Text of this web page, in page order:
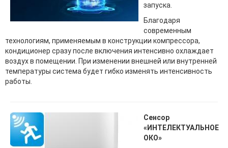
запуска.
Благодаря
современным
технологиям, применяемым в конструкции компрессора,
кондиционер сразу после включения интенсивно охлаждает
воздух в помещении. При изменении внешней или внутренней
температуры система будет гибко изменять интенсивность
работы.
Сенсор
«ИНТЕЛЕКТУАЛЬНОЕ
ОКО»